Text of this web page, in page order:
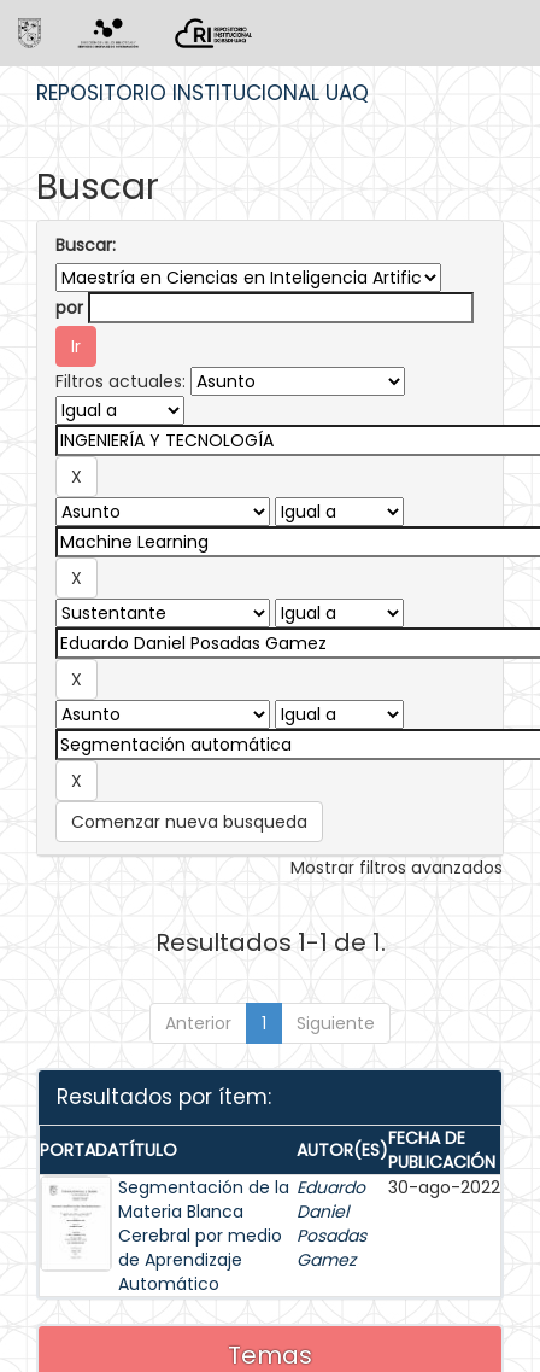
REPOSITORIO INSTITUCIONAL UAQ
Buscar
Buscar:
por
Filtros actuales:
Comenzar nueva busqueda
Mostrar filtros avanzados
Resultados 1-1 de 1.
Anterior 1 Siguiente
Resultados por ítem:
PORTADATÍTULO AUTOR(ES)FECHA DE
PUBLICACIÓN
Segmentación de la
Materia Blanca
Cerebral por medio
de Aprendizaje
Automático
Eduardo
Daniel
Posadas
Gamez
30-ago-2022
Temas